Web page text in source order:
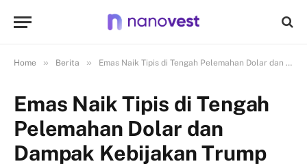
Home » Berita » Emas Naik Tipis di Tengah Pelemahan Dolar dan Dampak Kebijakan Trump
Emas Naik Tipis di Tengah
Pelemahan Dolar dan
Dampak Kebijakan Trump